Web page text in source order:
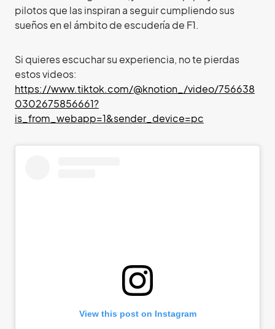
pilotos que las inspiran a seguir cumpliendo sus
sueños en el ámbito de escudería de F1.
Si quieres escuchar su experiencia, no te pierdas
estos videos:
https://www.tiktok.com/@knotion_/video/756638
0302675856661?
is_from_webapp=1&sender_device=pc
View this post on Instagram